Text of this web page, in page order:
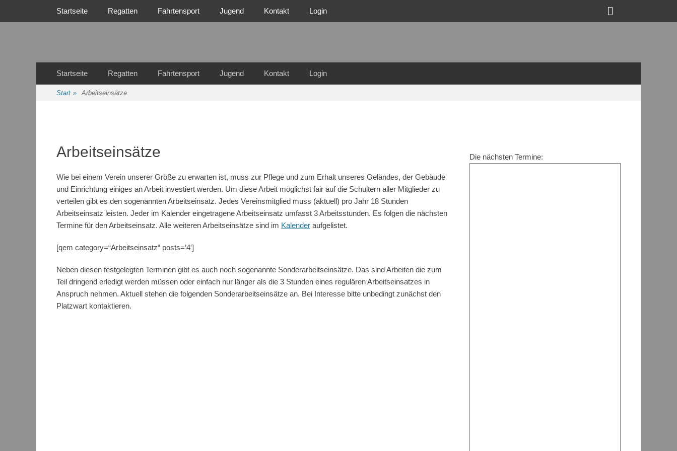
Primäres Menü
Startseite Regatten Fahrtensport Jugend Kontakt Login
Sekundäres Menü
springen
Startseite Regatten Fahrtensport Jugend Kontakt Login
Start » Arbeitseinsätze
Arbeitseinsätze
Wie bei einem Verein unserer Größe zu erwarten ist, muss zur Pflege und zum Erhalt unseres Geländes, der Gebäude
und Einrichtung einiges an Arbeit investiert werden. Um diese Arbeit möglichst fair auf die Schultern aller Mitglieder zu
verteilen gibt es den sogenannten Arbeitseinsatz. Jedes Vereinsmitglied muss (aktuell) pro Jahr 18 Stunden
Arbeitseinsatz leisten. Jeder im Kalender eingetragene Arbeitseinsatz umfasst 3 Arbeitsstunden. Es folgen die nächsten
Termine für den Arbeitseinsatz. Alle weiteren Arbeitseinsätze sind im Kalender aufgelistet.
[qem category=“Arbeitseinsatz“ posts=’4′]
Neben diesen festgelegten Terminen gibt es auch noch sogenannte Sonderarbeitseinsätze. Das sind Arbeiten die zum
Teil dringend erledigt werden müssen oder einfach nur länger als die 3 Stunden eines regulären Arbeitseinsatzes in
Anspruch nehmen. Aktuell stehen die folgenden Sonderarbeitseinsätze an. Bei Interesse bitte unbedingt zunächst den
Platzwart kontaktieren.
Die nächsten Termine: